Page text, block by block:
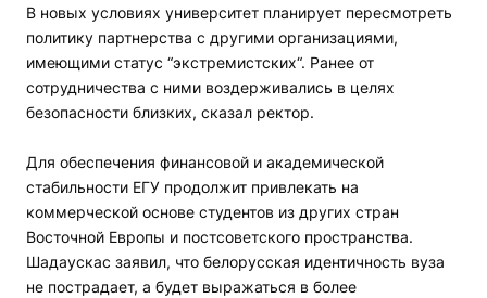
В новых условиях университет планирует пересмотреть
политику партнерства с другими организациями,
имеющими статус “экстремистских“. Ранее от
сотрудничества с ними воздерживались в целях
безопасности близких, сказал ректор.
Для обеспечения финансовой и академической
стабильности ЕГУ продолжит привлекать на
коммерческой основе студентов из других стран
Восточной Европы и постсоветского пространства.
Шадаускас заявил, что белорусская идентичность вуза
не пострадает, а будет выражаться в более